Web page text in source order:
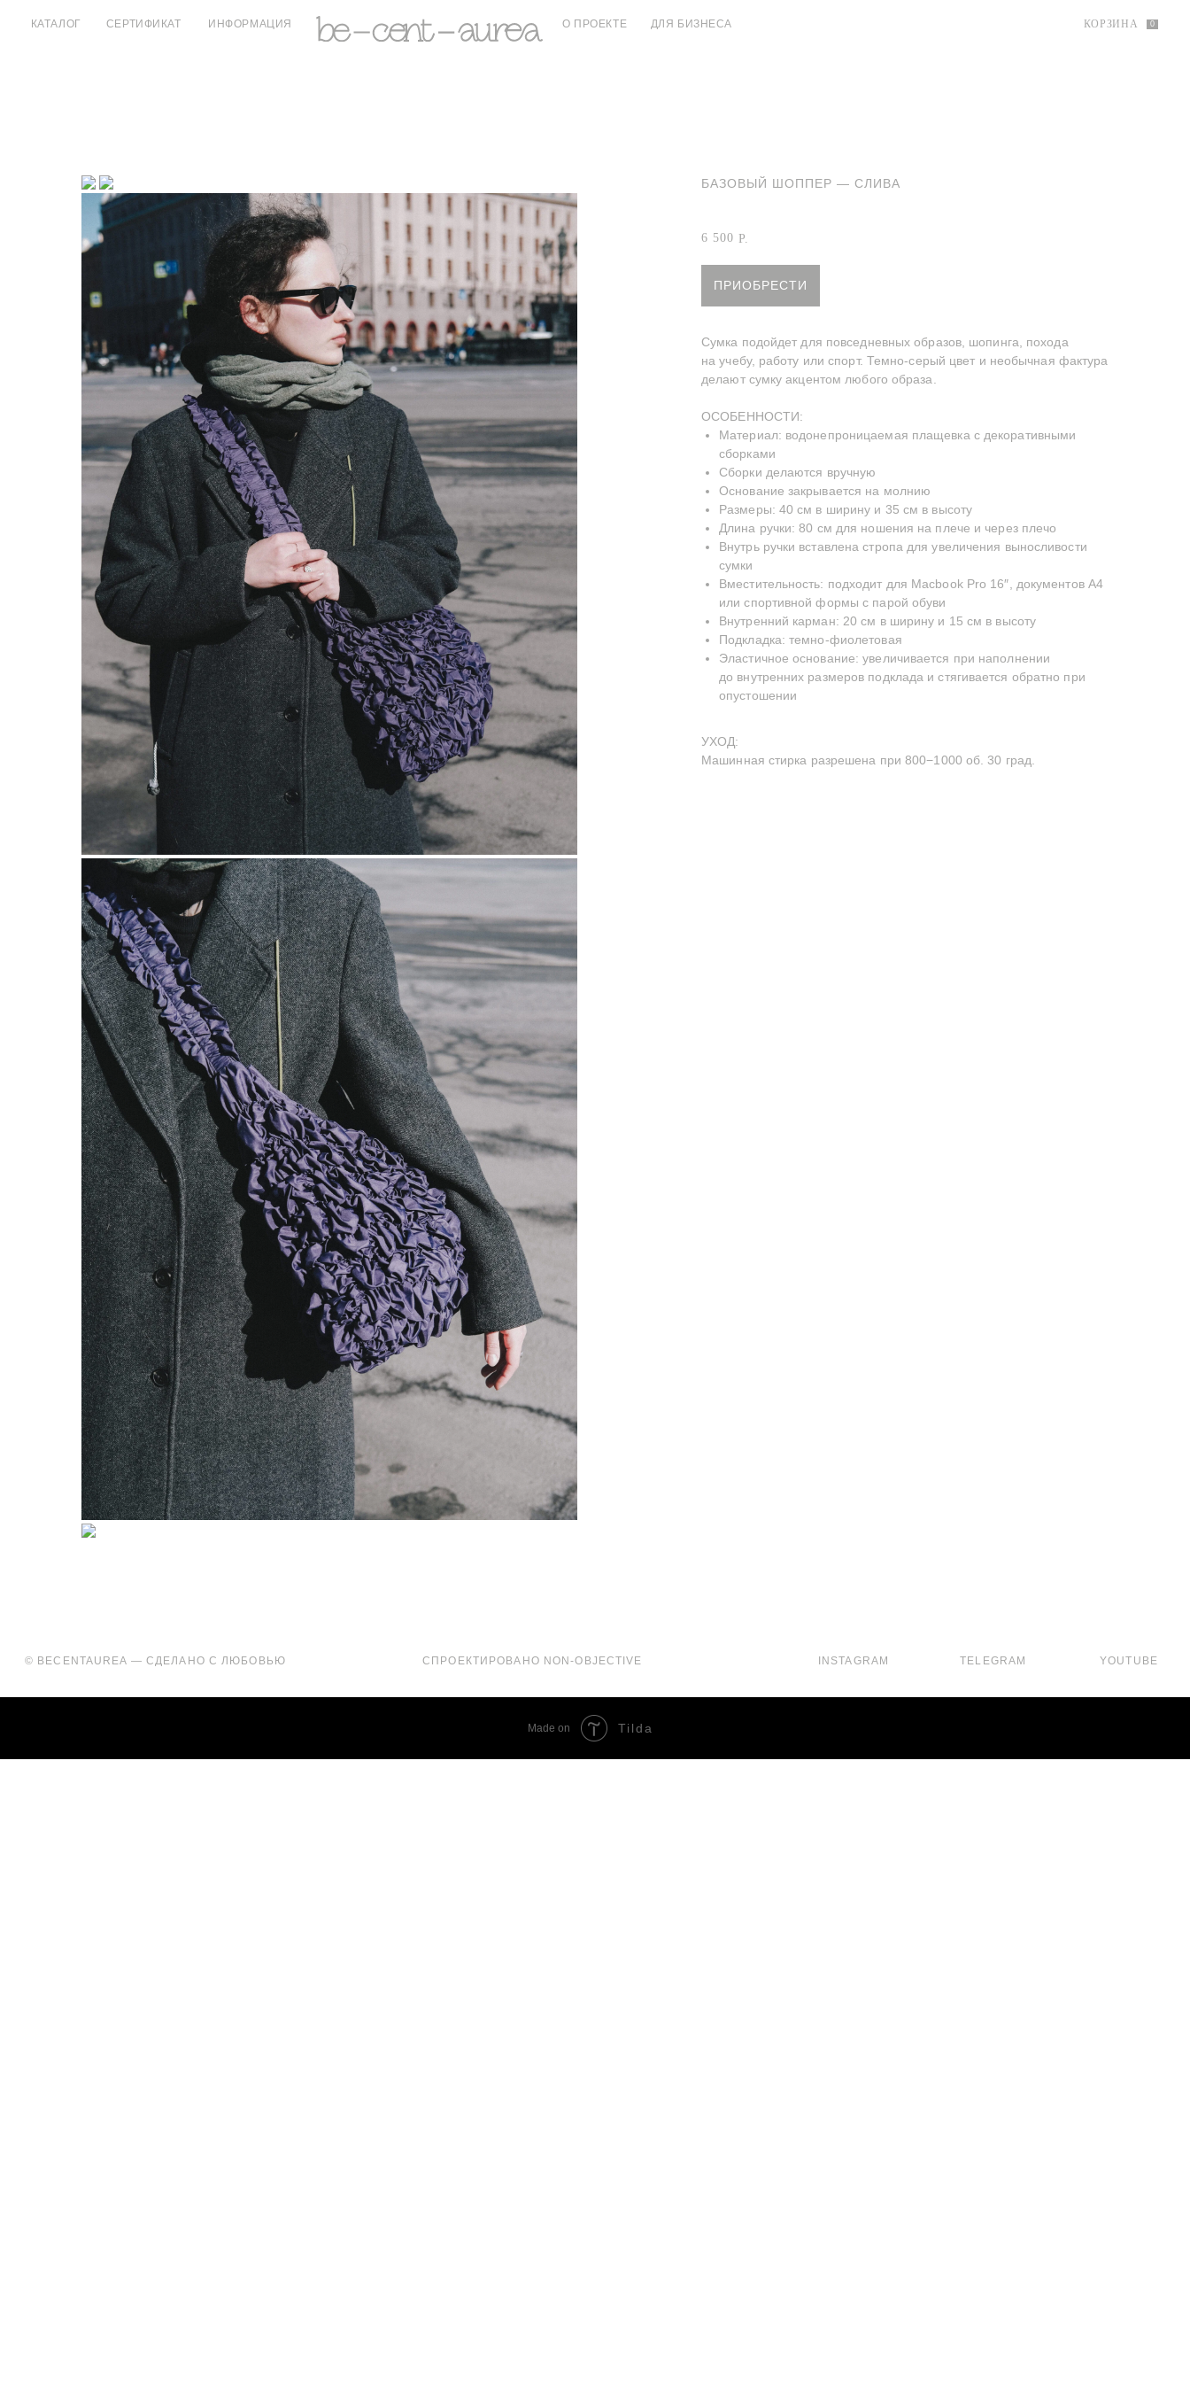
О ПРОЕКТЕ ДЛЯ БИЗНЕСА
КАТАЛОГ СЕРТИФИКАТ ИНФОРМАЦИЯ
БАЗОВЫЙ ШОППЕР — СЛИВА
6 500 Р.
ПРИОБРЕСТИ
Сумка подойдет для повседневных образов, шопинга, похода
на учебу, работу или спорт. Темно-серый цвет и необычная фактура
делают сумку акцентом любого образа.
ОСОБЕННОСТИ:
Материал: водонепроницаемая плащевка с декоративными
сборками
Сборки делаются вручную
Основание закрывается на молнию
Размеры: 40 см в ширину и 35 см в высоту
Длина ручки: 80 см для ношения на плече и через плечо
Внутрь ручки вставлена стропа для увеличения выносливости
сумки
Вместительность: подходит для Macbook Pro 16″, документов А4
или спортивной формы с парой обуви
Внутренний карман: 20 см в ширину и 15 см в высоту
Подкладка: темно-фиолетовая
Эластичное основание: увеличивается при наполнении
до внутренних размеров подклада и стягивается обратно при
опустошении
УХОД:
Машинная стирка разрешена при 800−1000 об. 30 град.
СПРОЕКТИРОВАНО NON-OBJECTIVE
© BECENTAUREA — СДЕЛАНО С ЛЮБОВЬЮ
Made on Tilda